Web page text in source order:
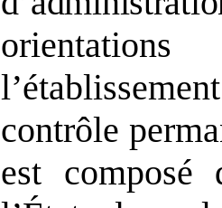
contrôle
est composé